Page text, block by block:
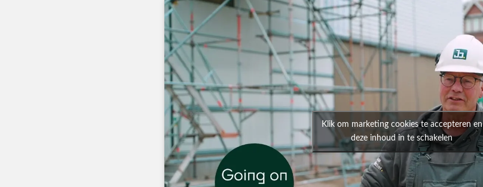
Klik om marketing cookies te accepteren en
deze inhoud in te schakelen